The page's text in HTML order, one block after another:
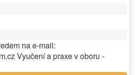
na e-mail:
Vyučení a praxe v oboru -